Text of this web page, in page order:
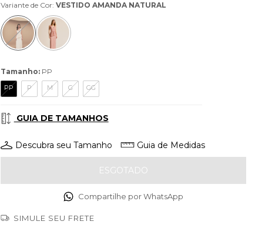
Variante de Cor: VESTIDO AMANDA NATURAL
Tamanho: PP
PP P M G GG
GUIA DE TAMANHOS
Descubra seu Tamanho Guia de Medidas
Compartilhe por WhatsApp
SIMULE SEU FRETE